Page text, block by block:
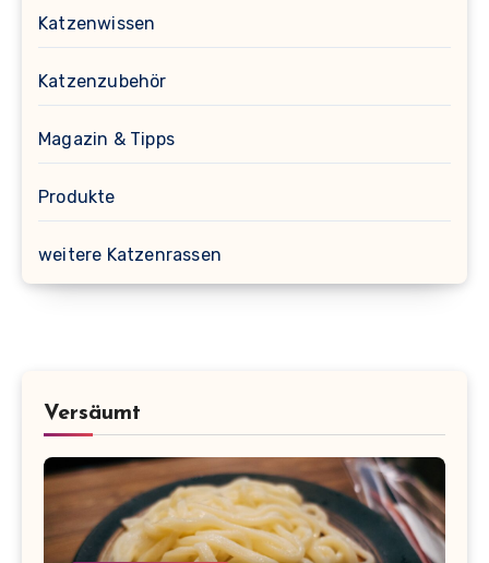
Katzenwissen
Katzenzubehör
Magazin & Tipps
Produkte
weitere Katzenrassen
Versäumt